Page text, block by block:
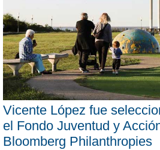
Vicente López fue
el Fondo Juventud y
Bloomberg Philanthropies